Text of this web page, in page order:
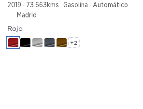
2019 73.663kms Gasolina
Automático
Madrid
Rojo
+2